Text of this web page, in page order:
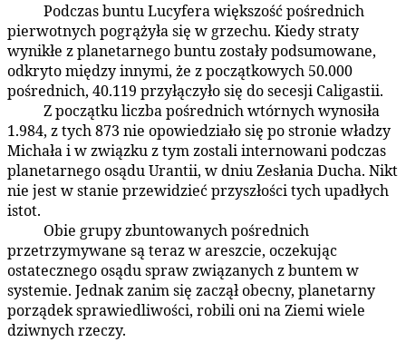
Podczas buntu Lucyfera większość pośrednich
pierwotnych pogrążyła się w grzechu. Kiedy straty
wynikłe z planetarnego buntu zostały podsumowane,
odkryto między innymi, że z początkowych 50.000
pośrednich, 40.119 przyłączyło się do secesji Caligastii.
Z początku liczba pośrednich wtórnych wynosiła
1.984, z tych 873 nie opowiedziało się po stronie władzy
Michała i w związku z tym zostali internowani podczas
planetarnego osądu Urantii, w dniu Zesłania Ducha. Nikt
nie jest w stanie przewidzieć przyszłości tych upadłych
istot.
Obie grupy zbuntowanych pośrednich
przetrzymywane są teraz w areszcie, oczekując
ostatecznego osądu spraw związanych z buntem w
systemie. Jednak zanim się zaczął obecny, planetarny
porządek sprawiedliwości, robili oni na Ziemi wiele
dziwnych rzeczy.